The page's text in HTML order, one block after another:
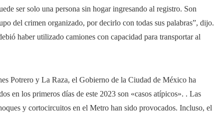
ser solo una persona sin hogar ingresando al registro. Son
del crimen organizado, por decirlo con todas sus palabras”, dijo.
haber utilizado camiones con capacidad para transportar al
Potrero y La Raza, el Gobierno de la Ciudad de México ha
en los primeros días de este 2023 son «casos atípicos». . Las
y cortocircuitos en el Metro han sido provocados. Incluso, el